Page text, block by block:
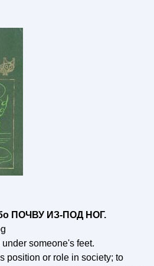
ПОЧВУ ИЗ-ПОД HOГ.
someone's feet.
position or role in society; to